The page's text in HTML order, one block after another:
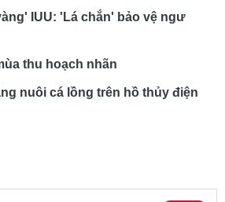
IUU: 'Lá chắn' bảo vệ ngư
thu hoạch nhãn
nuôi cá lồng trên hồ thủy điện